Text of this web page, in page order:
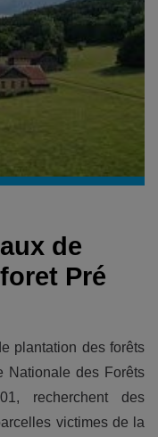
de
Pré
plantation des forêts
Nationale des Forêts
recherchent des
victimes de la